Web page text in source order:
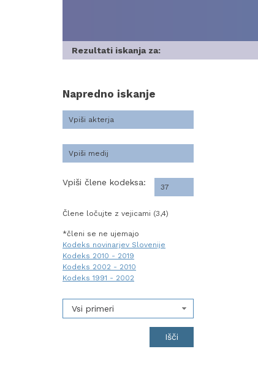
Rezultati iskanja za:
Napredno iskanje
Vpiši člene kodeksa:
Člene ločujte z vejicami (3,4)
*členi se ne ujemajo
Kodeks novinarjev Slovenije
Kodeks 2010 - 2019
Kodeks 2002 - 2010
Kodeks 1991 - 2002
Vsi primeri